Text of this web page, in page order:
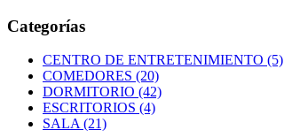
Categorías
CENTRO DE ENTRETENIMIENTO (5)
COMEDORES (20)
DORMITORIO (42)
ESCRITORIOS (4)
SALA (21)